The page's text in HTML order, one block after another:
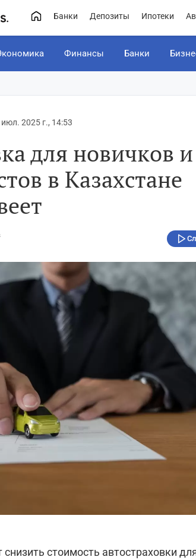
Банки Депозиты Ипотеки
Финансы Банки
2025 г., 14:53
для новичков и
в Казахстане
стоимость автостраховки